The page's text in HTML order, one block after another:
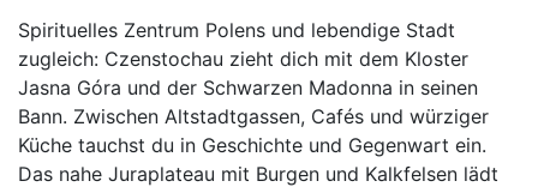
Spirituelles Zentrum Polens und lebendige Stadt
zugleich: Czenstochau zieht dich mit dem Kloster
Jasna Góra und der Schwarzen Madonna in seinen
Bann. Zwischen Altstadtgassen, Cafés und würziger
Küche tauchst du in Geschichte und Gegenwart ein.
Das nahe Juraplateau mit Burgen und Kalkfelsen lädt